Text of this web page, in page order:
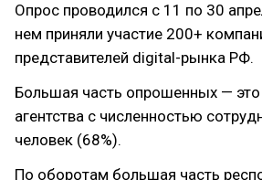
Опрос проводился с 11 по 30
нем приняли участие 200+
представителей digital-рынка РФ.
Большая часть опрошенных —
агентства с численностью
человек (68%).
По оборотам большая часть